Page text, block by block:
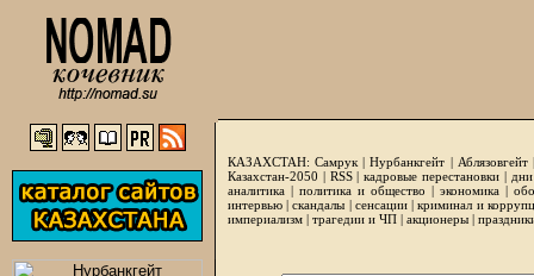
КАЗАХСТАН: Самрук |Нурбанкгейт | Аблязовгейт
Казахстан-2050 | RSS|кадровые перестановки|
аналитика | политика и общество | экономика |
интервью |скандалы | сенсации|криминал и
империализм | трагедии и ЧП | акционеры |